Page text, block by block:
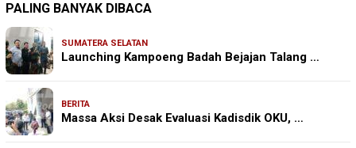
PALING BANYAK DIBACA
SUMATERA SELATAN
Launching Kampoeng Badah Bejajan Talang …
BERITA
Massa Aksi Desak Evaluasi Kadisdik OKU, …